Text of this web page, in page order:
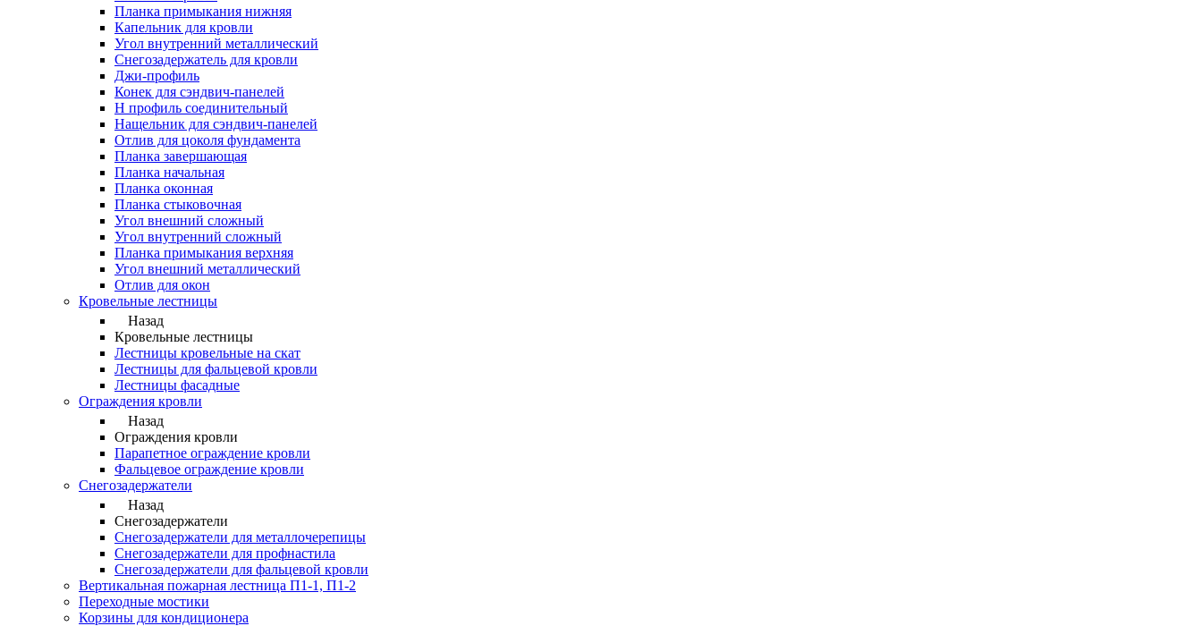
Планка примыкания нижняя
Капельник для кровли
Угол внутренний металлический
Снегозадержатель для кровли
Джи-профиль
Конек для сэндвич-панелей
Н профиль соединительный
Нащельник для сэндвич-панелей
Отлив для цоколя фундамента
Планка завершающая
Планка начальная
Планка оконная
Планка стыковочная
Угол внешний сложный
Угол внутренний сложный
Планка примыкания верхняя
Угол внешний металлический
Отлив для окон
Кровельные лестницы
Назад
Кровельные лестницы
Лестницы кровельные на скат
Лестницы для фальцевой кровли
Лестницы фасадные
Ограждения кровли
Назад
Ограждения кровли
Парапетное ограждение кровли
Фальцевое ограждение кровли
Снегозадержатели
Назад
Снегозадержатели
Снегозадержатели для металлочерепицы
Снегозадержатели для профнастила
Снегозадержатели для фальцевой кровли
Вертикальная пожарная лестница П1-1, П1-2
Переходные мостики
Корзины для кондиционера